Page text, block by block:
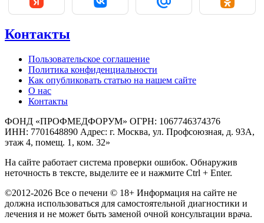
Контакты
Пользовательское соглашение
Политика конфиденциальности
Как опубликовать статью на нашем сайте
О нас
Контакты
ФОНД «ПРОФМЕДФОРУМ» ОГРН: 1067746374376
ИНН: 7701648890 Адрес: г. Москва, ул. Профсоюзная, д. 93А,
этаж 4, помещ. 1, ком. 32»
На сайте работает система проверки ошибок. Обнаружив
неточность в тексте, выделите ее и нажмите Ctrl + Enter.
©2012-2026 Все о печени © 18+ Информация на сайте не
должна использоваться для самостоятельной диагностики и
лечения и не может быть заменой очной консультации врача.